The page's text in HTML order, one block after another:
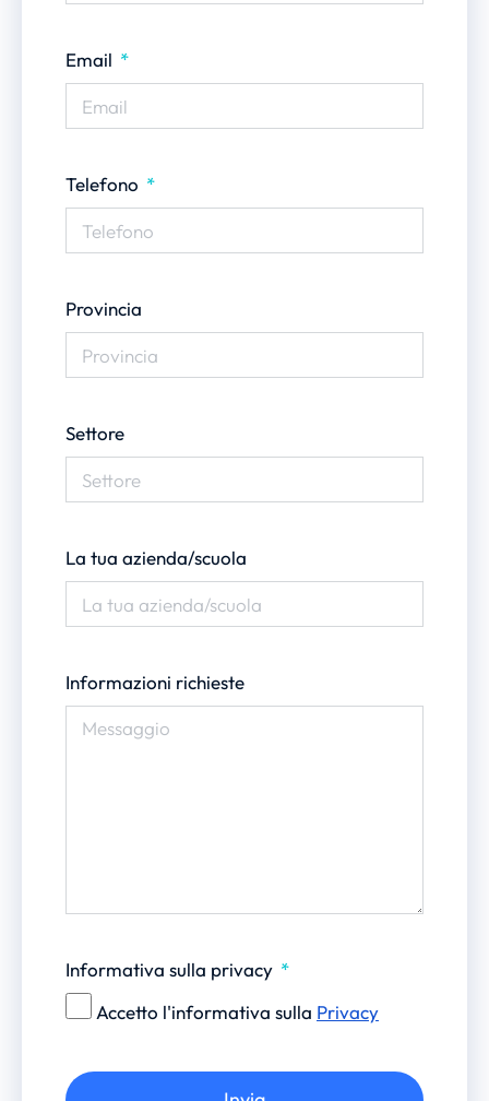
Email
Telefono
Provincia
Settore
La tua azienda/scuola
Informazioni richieste
Informativa sulla privacy
Accetto l'informativa sulla Privacy